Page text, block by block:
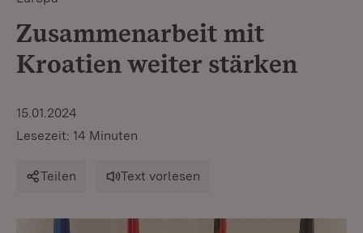
Zusammenarbeit mit
Kroatien weiter stärken
15.01.2024
Lesezeit: 14 Minuten
Teilen Text vorlesen